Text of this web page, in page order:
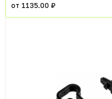
от 1135.00 ₽